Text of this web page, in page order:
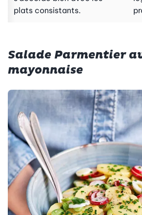
plats consistants.
Salade Parmentier
mayonnaise